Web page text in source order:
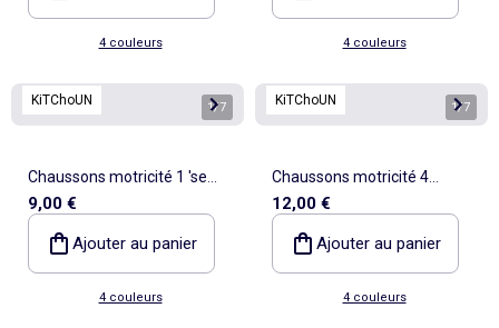
4 couleurs 4 couleurs
KiTChoUN 1/7
Chaussons motricité 1 'se
retourner' - Kitchoun
9,00 €
Ajouter au panier
4 couleurs
KiTChoUN 1/7
Chaussons motricité 4
'marcher' - Kitchoun
12,00 €
Ajouter au panier
4 couleurs